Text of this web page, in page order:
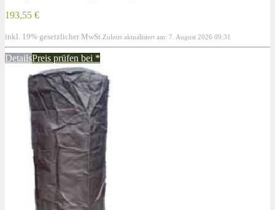
193,55 €
inkl. 19% gesetzlicher MwSt. Zuletzt aktualisiert am: 7. August 2026 09:31
DetailsPreis prüfen bei *